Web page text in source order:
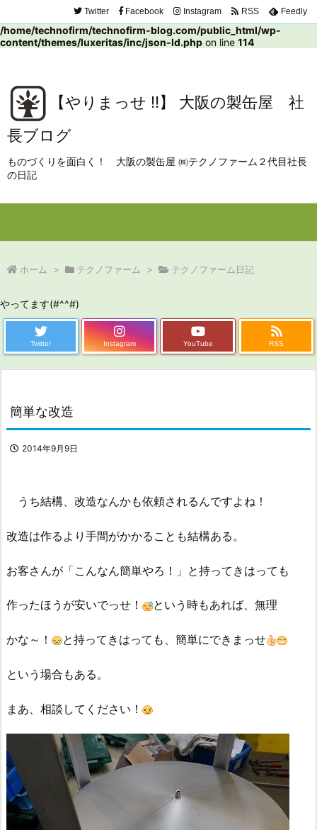
: Trying to access array offset on false in
/home/technofirm/technofirm-blog.com/public_html/wp-
content/themes/luxeritas/inc/json-ld.php on line 114
【やりまっせ !!】 大阪の製缶屋 社
長ブログ
ものづくりを面白く！ 大阪の製缶屋 ㈱テクノファーム２代目社長
の日記
Twitter Facebook Instagram RSS Feedly
ホーム > テクノファーム > テクノファーム日記
やってます(#^^#)
Twitter Instagram YouTube RSS
簡単な改造
2014年9月9日
うち結構、改造なんかも依頼されるんですよね！
改造は作るより手間がかかることも結構ある。
お客さんが「こんなん簡単やろ！」と持ってきはっても
作ったほうが安いでっせ！ という時もあれば、無理
かな～！ と持ってきはっても、簡単にできまっせ
という場合もある。
まあ、相談してください！